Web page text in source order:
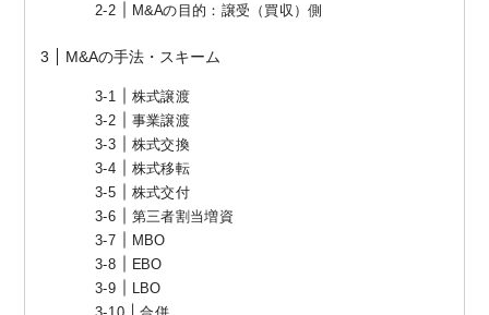
M&Aの目的：譲受（買収）側
M&Aの手法・スキーム
株式譲渡
事業譲渡
株式交換
株式移転
株式交付
第三者割当増資
MBO
EBO
LBO